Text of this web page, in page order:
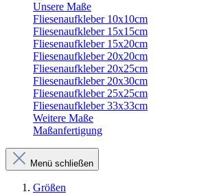
Unsere Maße
Fliesenaufkleber 10x10cm
Fliesenaufkleber 15x15cm
Fliesenaufkleber 15x20cm
Fliesenaufkleber 20x20cm
Fliesenaufkleber 20x25cm
Fliesenaufkleber 20x30cm
Fliesenaufkleber 25x25cm
Fliesenaufkleber 33x33cm
Weitere Maße
Maßanfertigung
Menü schließen
Größen